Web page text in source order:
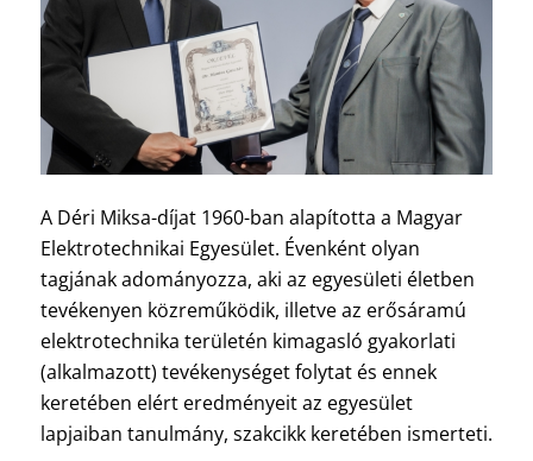
A Déri Miksa-díjat 1960-ban alapította a Magyar
Elektrotechnikai Egyesület. Évenként olyan
tagjának adományozza, aki az egyesületi életben
tevékenyen közreműködik, illetve az erősáramú
elektrotechnika területén kimagasló gyakorlati
(alkalmazott) tevékenységet folytat és ennek
keretében elért eredményeit az egyesület
lapjaiban tanulmány, szakcikk keretében ismerteti.